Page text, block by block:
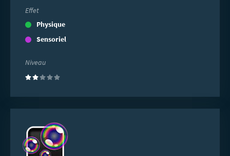
Effet
Physique
Sensoriel
Niveau
(2)
savoir
plus